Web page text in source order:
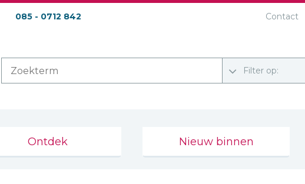
085 - 0712 842 Contact
Filter op:
Ontdek Nieuw binnen